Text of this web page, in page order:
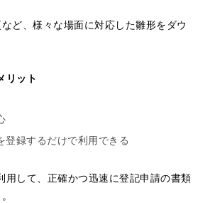
ど、様々な場面に対応した雛形をダウ
リット
登録するだけで利用できる
用して、正確かつ迅速に登記申請の書類